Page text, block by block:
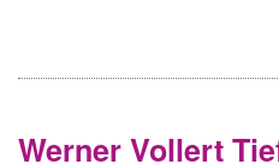
Werner Vollert